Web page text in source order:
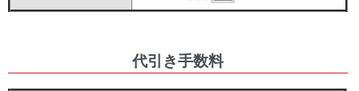
代引き手数料